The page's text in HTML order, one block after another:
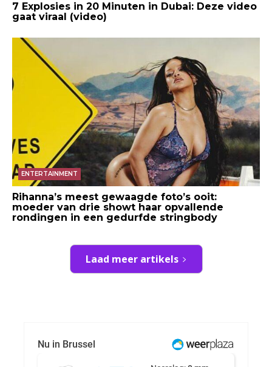
7 Explosies in 20 Minuten in Dubai: Deze video
gaat viraal (video)
ENTERTAINMENT
Rihanna’s meest gewaagde foto’s ooit:
moeder van drie showt haar opvallende
rondingen in een gedurfde stringbody
Laad meer artikels